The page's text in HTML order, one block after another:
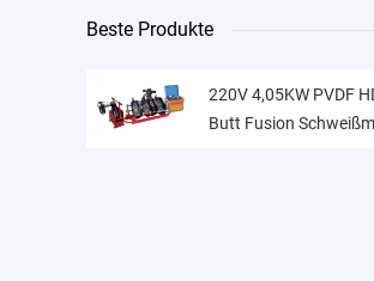
Beste Produkte
220V 4,05KW PVDF
Butt Fusion